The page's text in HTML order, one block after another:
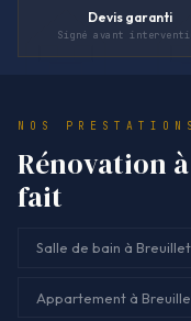
Devis garanti
Signé avant
NOS PRESTATIONS
Rénovation
fait
Salle de bain à Breuillet
Appartement à